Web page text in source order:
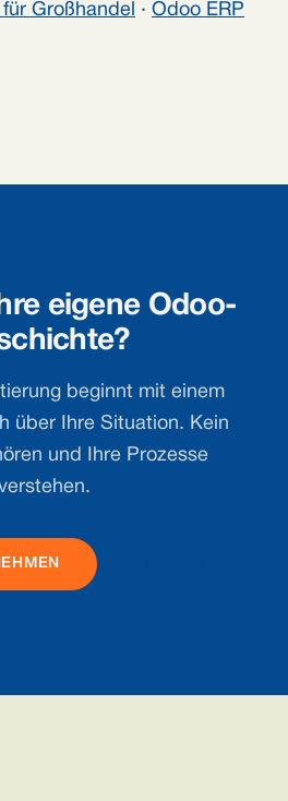
Großhandel · Odoo ERP
eigene Odoo-
beginnt mit einem
über Ihre Situation. Kein
und Ihre Prozesse